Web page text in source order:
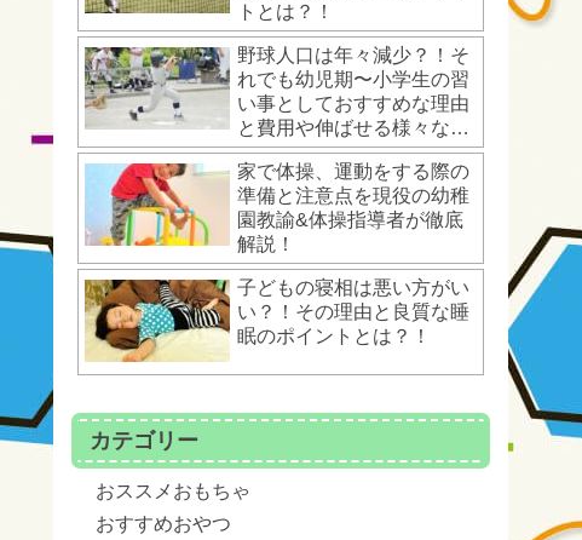
トとは？！
野球人口は年々減少？！そ
れでも幼児期〜小学生の習
い事としておすすめな理由
と費用や伸ばせる様々な運
動能力とは？！
家で体操、運動をする際の
準備と注意点を現役の幼稚
園教諭&体操指導者が徹底
解説！
子どもの寝相は悪い方がい
い？！その理由と良質な睡
眠のポイントとは？！
カテゴリー
おススメおもちゃ
おすすめおやつ